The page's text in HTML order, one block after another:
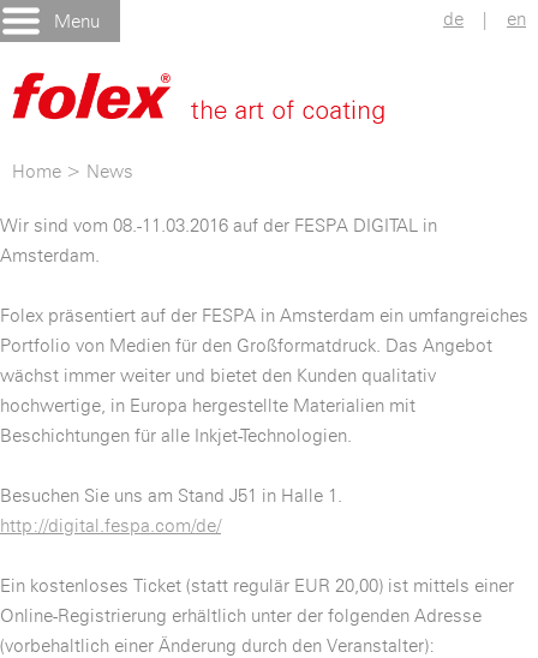
Menu de | en
Home > News
Wir sind vom 08.-11.03.2016 auf der FESPA DIGITAL in
Amsterdam.
Folex präsentiert auf der FESPA in Amsterdam ein umfangreiches
Portfolio von Medien für den Großformatdruck. Das Angebot
wächst immer weiter und bietet den Kunden qualitativ
hochwertige, in Europa hergestellte Materialien mit
Beschichtungen für alle Inkjet-Technologien.
Besuchen Sie uns am Stand J51 in Halle 1.
http://digital.fespa.com/de/
Ein kostenloses Ticket (statt regulär EUR 20,00) ist mittels einer
Online-Registrierung erhältlich unter der folgenden Adresse
(vorbehaltlich einer Änderung durch den Veranstalter):